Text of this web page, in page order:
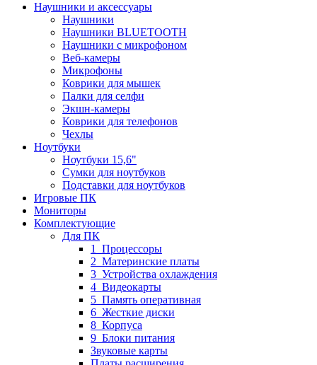
Наушники и аксессуары
Наушники
Наушники BLUETOOTH
Наушники с микрофоном
Веб-камеры
Микрофоны
Коврики для мышек
Палки для селфи
Экшн-камеры
Коврики для телефонов
Чехлы
Ноутбуки
Ноутбуки 15,6"
Сумки для ноутбуков
Подставки для ноутбуков
Игровые ПК
Мониторы
Комплектующие
Для ПК
1_Процессоры
2_Материнские платы
3_Устройства охлаждения
4_Видеокарты
5_Память оперативная
6_Жесткие диски
8_Корпуса
9_Блоки питания
Звуковые карты